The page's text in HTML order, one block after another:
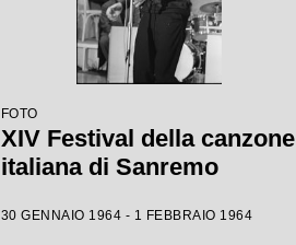
FOTO
XIV Festival della canzone
italiana di Sanremo
30 GENNAIO 1964 - 1 FEBBRAIO 1964